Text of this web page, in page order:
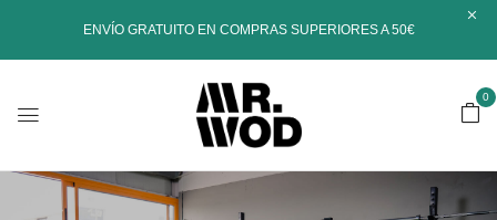
ENVÍO GRATUITO EN COMPRAS SUPERIORES A 50€
0